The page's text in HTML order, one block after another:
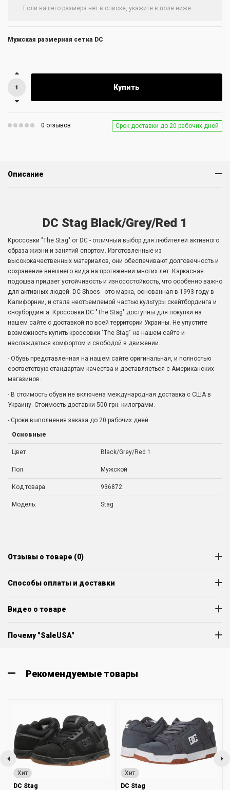
Мужская размерная сетка DC
Купить
0 отзывов Срок доставки до 20 рабочих дней
Описание
DC Stag Black/Grey/Red 1
Кроссовки "The Stag" от DC - отличный выбор для любителей активного
образа жизни и занятий спортом. Изготовленные из
высококачественных материалов, они обеспечивают долговечность и
сохранение внешнего вида на протяжении многих лет. Каркасная
подошва придает устойчивость и износостойкость, что особенно важно
для активных людей. DC Shoes - это марка, основанная в 1993 году в
Калифорнии, и стала неотъемлемой частью культуры скейтбординга и
сноубординга. Кроссовки DC "The Stag" доступны для покупки на
нашем сайте с доставкой по всей территории Украины. Не упустите
возможность купить кроссовки "The Stag" на нашем сайте и
наслаждаться комфортом и свободой в движении.
- Обувь представленная на нашем сайте оригинальная, и полностью
соответствую стандартам качества и доставляеться с Американских
магазинов.
- В стоимость обуви не включена международная доставка с США в
Украину. Стоимость доставки 500 грн. килограмм.
- Сроки выполнения заказа до 20 рабочих дней.
Основные
Цвет Black/Grey/Red 1
Пол Мужской
Код товара 936872
Модель: Stag
Отзывы о товаре (0)
Способы оплаты и доставки
Видео о товаре
Почему "SaleUSA"
Рекомендуемые товары
Хит
DC Stag
Хит
DC Stag